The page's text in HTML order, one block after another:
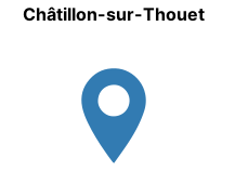
Châtillon-sur-Thouet